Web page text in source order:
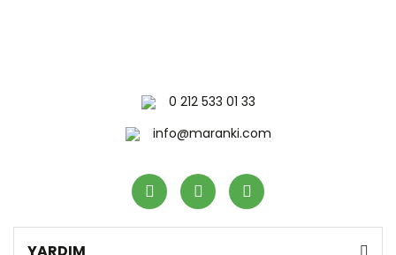
0 212 533 01 33
info@maranki.com